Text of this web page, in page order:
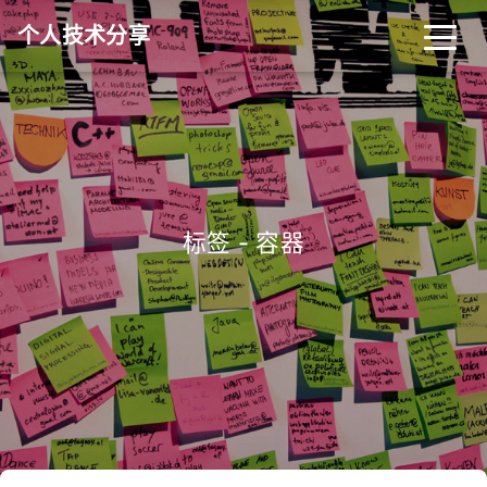
个人技术分享
首页 归档 分类
标签 关于 友链
RSS 搜索 关灯
标签 - 容器